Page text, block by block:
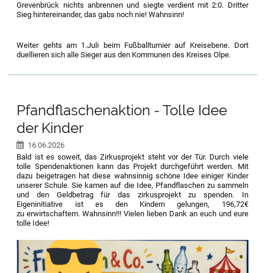
Grevenbrück nichts anbrennen und siegte verdient mit 2:0. Dritter
Sieg hintereinander, das gabs noch nie! Wahnsinn!
Weiter gehts am 1.Juli beim Fußballturnier auf Kreisebene. Dort
duellieren sich alle Sieger aus den Kommunen des Kreises Olpe.
Pfandflaschenaktion - Tolle Idee
der Kinder
16.06.2026
Bald ist es soweit, das Zirkusprojekt steht vor der Tür. Durch viele
tolle Spendenaktionen kann das Projekt durchgeführt werden. Mit
dazu beigetragen hat diese wahnsinnig schöne Idee einiger Kinder
unserer Schule. Sie kamen auf die Idee, Pfandflaschen zu sammeln
und den Geldbetrag für das zirkusprojekt zu spenden. In
Eigeninitiative ist es den Kindern gelungen, 196,72€
zu erwirtschaftem. Wahnsinn!!! Vielen lieben Dank an euch und eure
tolle Idee!